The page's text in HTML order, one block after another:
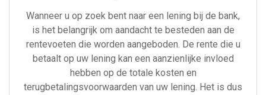
Wanneer u op zoek bent naar een lening bij de bank,
is het belangrijk om aandacht te besteden aan de
rentevoeten die worden aangeboden. De rente die u
betaalt op uw lening kan een aanzienlijke invloed
hebben op de totale kosten en
terugbetalingsvoorwaarden van uw lening. Het is dus